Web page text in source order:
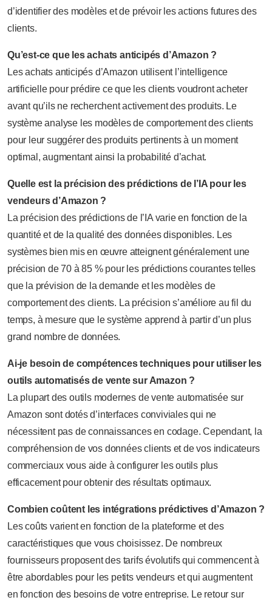
d’identifier des modèles et de prévoir les actions futures des
clients.
Qu’est-ce que les achats anticipés d’Amazon ?
Les achats anticipés d’Amazon utilisent l’intelligence
artificielle pour prédire ce que les clients voudront acheter
avant qu’ils ne recherchent activement des produits. Le
système analyse les modèles de comportement des clients
pour leur suggérer des produits pertinents à un moment
optimal, augmentant ainsi la probabilité d’achat.
Quelle est la précision des prédictions de l’IA pour les
vendeurs d’Amazon ?
La précision des prédictions de l’IA varie en fonction de la
quantité et de la qualité des données disponibles. Les
systèmes bien mis en œuvre atteignent généralement une
précision de 70 à 85 % pour les prédictions courantes telles
que la prévision de la demande et les modèles de
comportement des clients. La précision s’améliore au fil du
temps, à mesure que le système apprend à partir d’un plus
grand nombre de données.
Ai-je besoin de compétences techniques pour utiliser les
outils automatisés de vente sur Amazon ?
La plupart des outils modernes de vente automatisée sur
Amazon sont dotés d’interfaces conviviales qui ne
nécessitent pas de connaissances en codage. Cependant, la
compréhension de vos données clients et de vos indicateurs
commerciaux vous aide à configurer les outils plus
efficacement pour obtenir des résultats optimaux.
Combien coûtent les intégrations prédictives d’Amazon ?
Les coûts varient en fonction de la plateforme et des
caractéristiques que vous choisissez. De nombreux
fournisseurs proposent des tarifs évolutifs qui commencent à
être abordables pour les petits vendeurs et qui augmentent
en fonction des besoins de votre entreprise. Le retour sur